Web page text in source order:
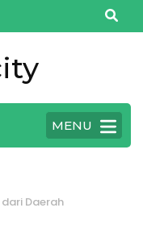
MENU
Daerah